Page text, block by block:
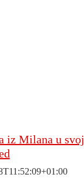
iz Milana u svoj